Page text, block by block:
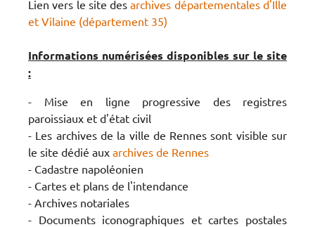
Lien vers le site desarchives départementales d'Ille
et Vilaine (département 35)
Informations numérisées disponibles sur le site
:
- Mise en ligne progressive des registres
paroissiaux et d'état civil
- Les archives de la ville de Rennes sont visible sur
le site dédié aux archives de Rennes
- Cadastre napoléonien
- Cartes et plans de l'intendance
- Archives notariales
- Documents iconographiques et cartes postales